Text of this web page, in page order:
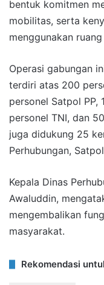
bentuk komitmen
mobilitas, serta
menggunakan ruang
Operasi gabungan
terdiri atas 200
personel Satpol PP,
personel TNI, dan
juga didukung 25
Perhubungan,
Kepala Dinas
Awaluddin,
mengembalikan
masyarakat.
Rekomendasi